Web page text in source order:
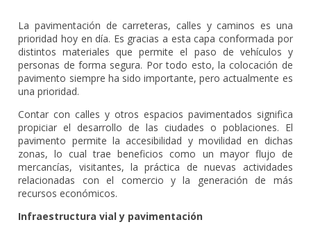
La pavimentación de carreteras, calles y caminos es una
prioridad hoy en día. Es gracias a esta capa conformada por
distintos materiales que permite el paso de vehículos y
personas de forma segura. Por todo esto, la colocación de
pavimento siempre ha sido importante, pero actualmente es
una prioridad.
Contar con calles y otros espacios pavimentados significa
propiciar el desarrollo de las ciudades o poblaciones. El
pavimento permite la accesibilidad y movilidad en dichas
zonas, lo cual trae beneficios como un mayor flujo de
mercancías, visitantes, la práctica de nuevas actividades
relacionadas con el comercio y la generación de más
recursos económicos.
Infraestructura vial y pavimentación